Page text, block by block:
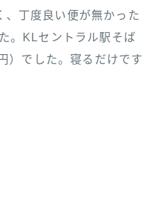
、丁度良い便が無かった
。KLセントラル駅そば
）でした。寝るだけです